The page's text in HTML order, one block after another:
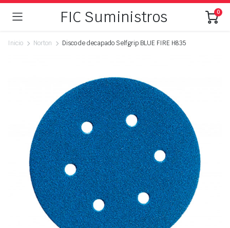
FIC Suministros 0
Inicio Norton Disco de decapado Selfgrip BLUE FIRE H835